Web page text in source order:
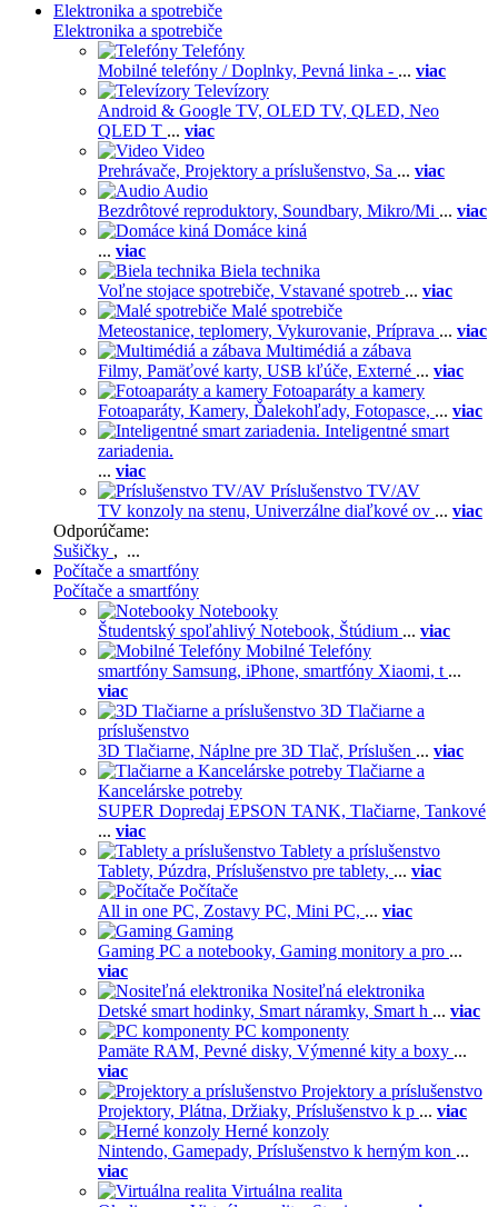
Elektronika a spotrebiče
Elektronika a spotrebiče
Telefóny
Mobilné telefóny / Doplnky, Pevná linka - ... viac
Televízory
Android & Google TV, OLED TV, QLED, Neo
QLED T ... viac
Video
Prehrávače, Projektory a príslušenstvo, Sa ... viac
Audio
Bezdrôtové reproduktory, Soundbary, Mikro/Mi ... viac
Domáce kiná
... viac
Biela technika
Voľne stojace spotrebiče, Vstavané spotreb ... viac
Malé spotrebiče
Meteostanice, teplomery, Vykurovanie, Príprava ... viac
Multimédiá a zábava
Filmy, Pamäťové karty, USB kľúče, Externé ... viac
Fotoaparáty a kamery
Fotoaparáty, Kamery, Ďalekohľady, Fotopasce, ... viac
Inteligentné smart
zariadenia.
... viac
Príslušenstvo TV/AV
TV konzoly na stenu, Univerzálne diaľkové ov ... viac
Odporúčame:
Sušičky , ...
Počítače a smartfóny
Počítače a smartfóny
Notebooky
Študentský spoľahlivý Notebook, Štúdium ... viac
Mobilné Telefóny
smartfóny Samsung, iPhone, smartfóny Xiaomi, t ...
viac
3D Tlačiarne a
príslušenstvo
3D Tlačiarne, Náplne pre 3D Tlač, Príslušen ... viac
Tlačiarne a
Kancelárske potreby
SUPER Dopredaj EPSON TANK, Tlačiarne, Tankové
... viac
Tablety a príslušenstvo
Tablety, Púzdra, Príslušenstvo pre tablety, ... viac
Počítače
All in one PC, Zostavy PC, Mini PC, ... viac
Gaming
Gaming PC a notebooky, Gaming monitory a pro ...
viac
Nositeľná elektronika
Detské smart hodinky, Smart náramky, Smart h ... viac
PC komponenty
Pamäte RAM, Pevné disky, Výmenné kity a boxy ...
viac
Projektory a príslušenstvo
Projektory, Plátna, Držiaky, Príslušenstvo k p ... viac
Herné konzoly
Nintendo, Gamepady, Príslušenstvo k herným kon ...
viac
Virtuálna realita